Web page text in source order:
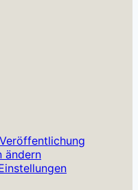
ändern